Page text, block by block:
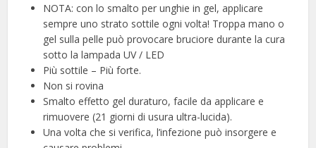
NOTA: con lo smalto per unghie in gel, applicare
sempre uno strato sottile ogni volta! Troppa mano o
gel sulla pelle può provocare bruciore durante la cura
sotto la lampada UV / LED
Più sottile – Più forte.
Non si rovina
Smalto effetto gel duraturo, facile da applicare e
rimuovere (21 giorni di usura ultra-lucida).
Una volta che si verifica, l’infezione può insorgere e